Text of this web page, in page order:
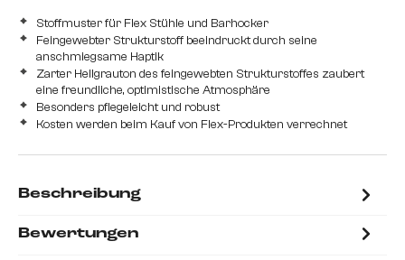
Stoffmuster für Flex Stühle und Barhocker
Feingewebter Strukturstoff beeindruckt durch seine
anschmiegsame Haptik
Zarter Hellgrauton des feingewebten Strukturstoffes zaubert
eine freundliche, optimistische Atmosphäre
Besonders pflegeleicht und robust
Kosten werden beim Kauf von Flex-Produkten verrechnet
Beschreibung
Bewertungen